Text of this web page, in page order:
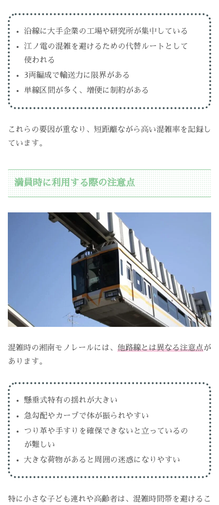
沿線に大手企業の工場や研究所が集中している
江ノ電の混雑を避けるための代替ルートとして
使われる
3両編成で輸送力に限界がある
単線区間が多く、増便に制約がある
これらの要因が重なり、短距離ながら高い混雑率を記録し
ています。
満員時に利用する際の注意点
混雑時の湘南モノレールには、 他路線とは異なる注意点が
あります。
懸垂式特有の揺れが大きい
急勾配やカーブで体が振られやすい
つり革や手すりを確保できないと立っているの
が難しい
大きな荷物があると周囲の迷惑になりやすい
特に小さな子ども連れや高齢者は、混雑時間帯を避けるこ